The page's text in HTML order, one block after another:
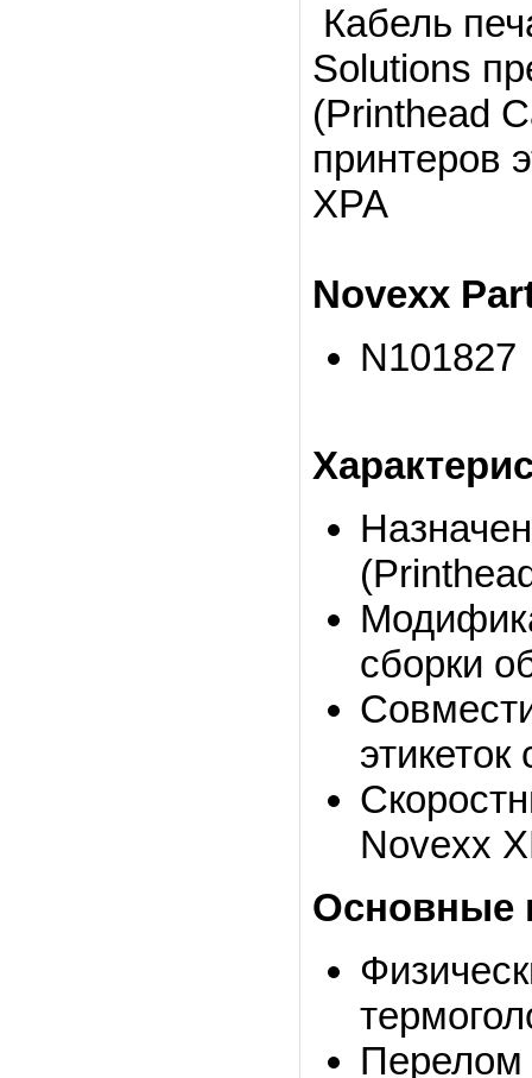
Кабель
Solutions
(Printhead
принтеров
XPA
Novexx
N101827
сборки
Novexx
Основные
Перелом